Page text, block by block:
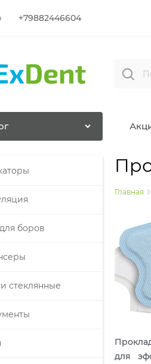
+79882446604
боров
стеклянные
Главная
для